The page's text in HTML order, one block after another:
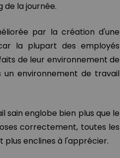
la journée.
par la création d'une
la plupart des employés
de leur environnement de
environnement de travail
sain englobe bien plus que le
correctement, toutes les
enclines à l'apprécier.